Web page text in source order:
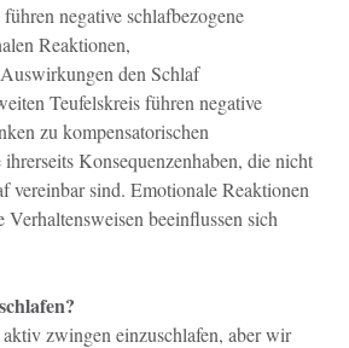
negative schlafbezogene
Reaktionen,
den Schlaf
Teufelskreis führen negative
zu kompensatorischen
Konsequenzenhaben, die nicht
vereinbar sind. Emotionale Reaktionen
Verhaltensweisen beeinflussen sich
zwingen einzuschlafen, aber wir